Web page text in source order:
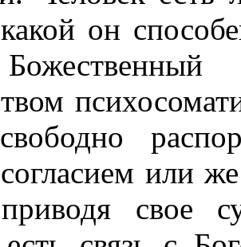
он
согласием или
свое